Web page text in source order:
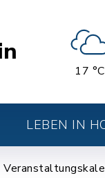
17 °C
LEBEN IN